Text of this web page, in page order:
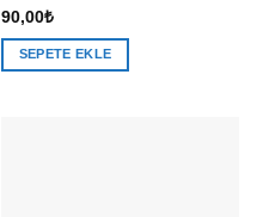
5
üzerinden
4.57oy
aldı
90,00₺
SEPETE EKLE